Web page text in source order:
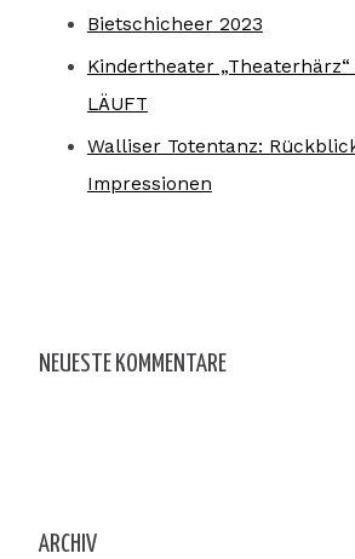
Bietschicheer 2023
Kindertheater „Theaterhärz“
LÄUFT
Walliser Totentanz:
Impressionen
NEUESTE KOMMENTARE
ARCHIV